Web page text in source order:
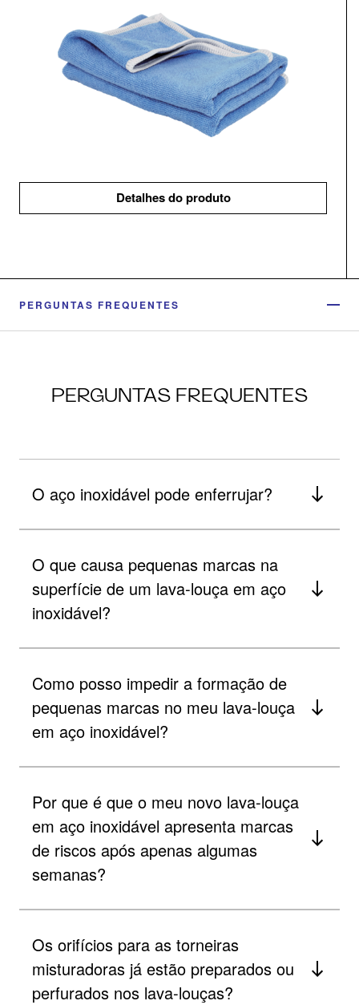
Detalhes do produto
PERGUNTAS FREQUENTES
PERGUNTAS FREQUENTES
O aço inoxidável pode enferrujar?
O que causa pequenas marcas na
superfície de um lava-louça em aço
inoxidável?
Como posso impedir a formação de
pequenas marcas no meu lava-louça
em aço inoxidável?
Por que é que o meu novo lava-louça
em aço inoxidável apresenta marcas
de riscos após apenas algumas
semanas?
Os orifícios para as torneiras
misturadoras já estão preparados ou
perfurados nos lava-louças?